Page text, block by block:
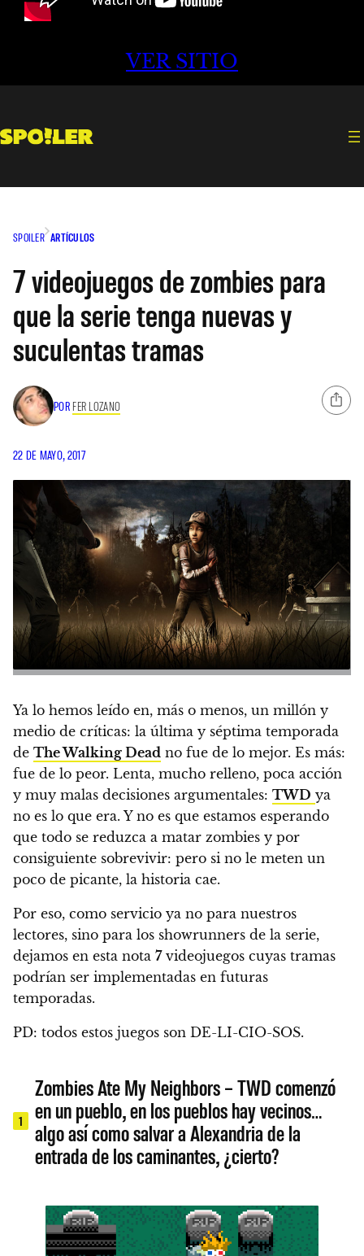
VER SITIO
SPOILER ARTÍCULOS
7 videojuegos de zombies para
que la serie tenga nuevas y
suculentas tramas
POR FER LOZANO
22 DE MAYO, 2017
Ya lo hemos leído en, más o menos, un millón y
medio de críticas: la última y séptima temporada
de The Walking Dead no fue de lo mejor. Es más:
fue de lo peor. Lenta, mucho relleno, poca acción
y muy malas decisiones argumentales: TWD ya
no es lo que era. Y no es que estamos esperando
que todo se reduzca a matar zombies y por
consiguiente sobrevivir: pero si no le meten un
poco de picante, la historia cae.
Por eso, como servicio ya no para nuestros
lectores, sino para los showrunners de la serie,
dejamos en esta nota 7videojuegos cuyas tramas
podrían ser implementadas en futuras
temporadas.
PD: todos estos juegos son DE-LI-CIO-SOS.
1
Zombies Ate My Neighbors – TWD comenzó
en un pueblo, en los pueblos hay vecinos…
algo así como salvar a Alexandria de la
entrada de los caminantes, ¿cierto?